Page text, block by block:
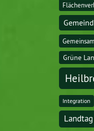
Grüne
Integration
Landtag